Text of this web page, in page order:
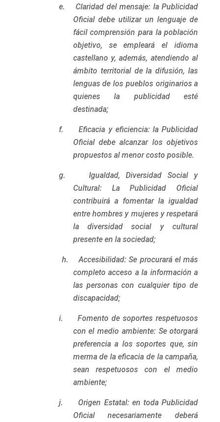
e. Claridad del mensaje: la Publicidad
Oficial debe utilizar un lenguaje de
fácil comprensión para la población
objetivo, se empleará el idioma
castellano y, además, atendiendo al
ámbito territorial de la difusión, las
lenguas de los pueblos originarios a
quienes la publicidad esté
destinada;
f. Eficacia y eficiencia: la Publicidad
Oficial debe alcanzar los objetivos
propuestos al menor costo posible.
g. Igualdad, Diversidad Social y
Cultural: La Publicidad Oficial
contribuirá a fomentar la igualdad
entre hombres y mujeres y respetará
la diversidad social y cultural
presente en la sociedad;
h. Accesibilidad: Se procurará el más
completo acceso a la información a
las personas con cualquier tipo de
discapacidad;
i. Fomento de soportes respetuosos
con el medio ambiente: Se otorgará
preferencia a los soportes que, sin
merma de la eficacia de la campaña,
sean respetuosos con el medio
ambiente;
j. Origen Estatal: en toda Publicidad
Oficial necesariamente deberá